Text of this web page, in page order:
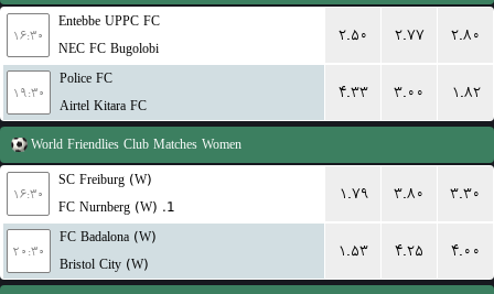
۱۶:۳۰
Entebbe UPPC FC
NEC FC Bugolobi
۲.۵۰ ۲.۷۷ ۲.۸۰
۱۹:۳۰
Police FC
Airtel Kitara FC
۴.۳۳ ۳.۰۰ ۱.۸۲
World Friendlies Club Matches Women
۱۶:۳۰
SC Freiburg (W)
1. FC Nurnberg (W)
۱.۷۹ ۳.۸۰ ۳.۳۰
۲۰:۳۰
FC Badalona (W)
Bristol City (W)
۱.۵۳ ۴.۲۵ ۴.۰۰